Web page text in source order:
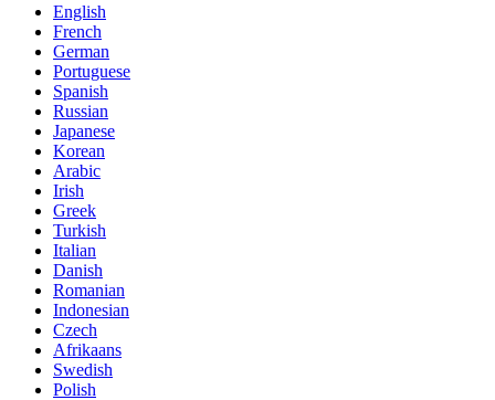
English
French
German
Portuguese
Spanish
Russian
Japanese
Korean
Arabic
Irish
Greek
Turkish
Italian
Danish
Romanian
Indonesian
Czech
Afrikaans
Swedish
Polish